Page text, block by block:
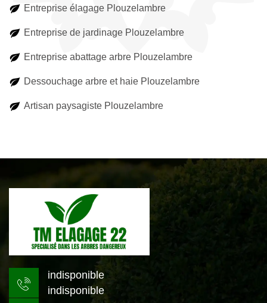
Entreprise élagage Plouzelambre
Entreprise de jardinage Plouzelambre
Entreprise abattage arbre Plouzelambre
Dessouchage arbre et haie Plouzelambre
Artisan paysagiste Plouzelambre
indisponible
indisponible